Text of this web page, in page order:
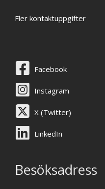
Fler kontaktuppgifter
Facebook
Instagram
X (Twitter)
LinkedIn
Besöksadress